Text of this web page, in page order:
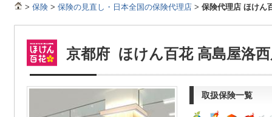
> 保険 > 保険の見直し・日本全国の保険代理店 > 保険代理店 ほけん
京都府 ほけん百花 高島屋洛
取扱保険一覧